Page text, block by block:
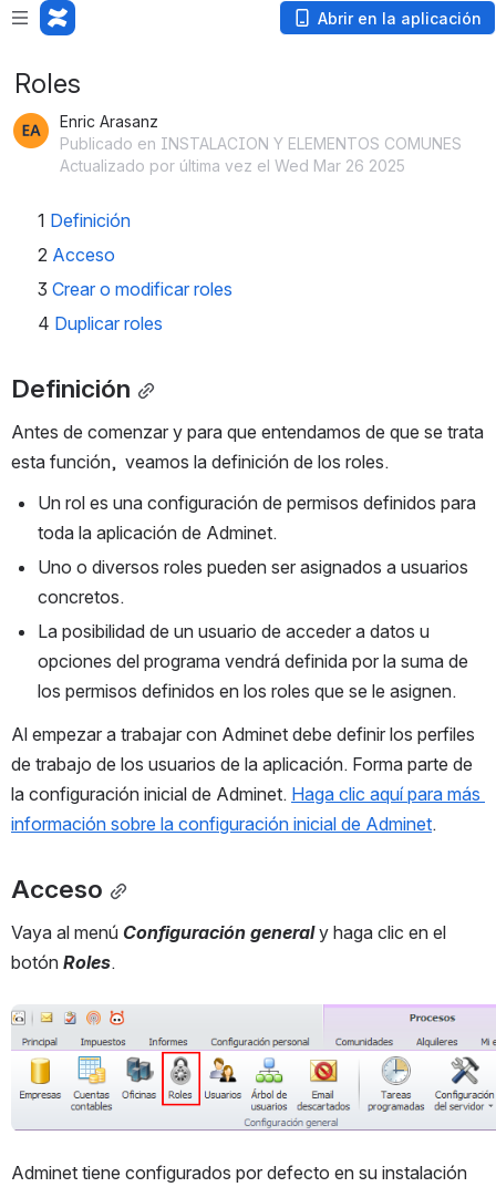
Abrir en la aplicación
Roles
Enric Arasanz
Publicado en INSTALACION Y ELEMENTOS COMUNES
Actualizado por última vez el Wed Mar 26 2025
1 Definición
2 Acceso
3 Crear o modificar roles
4 Duplicar roles
Definición
Antes de comenzar y para que entendamos de que se trata
esta función,  veamos la definición de los roles.
Un rol es una configuración de permisos definidos para
toda la aplicación de Adminet.
Uno o diversos roles pueden ser asignados a usuarios
concretos.
La posibilidad de un usuario de acceder a datos u
opciones del programa vendrá definida por la suma de
los permisos definidos en los roles que se le asignen.
Al empezar a trabajar con Adminet debe definir los perfiles
de trabajo de los usuarios de la aplicación. Forma parte de
la configuración inicial de Adminet. Haga clic aquí para más
información sobre la configuración inicial de Adminet.
Acceso
Vaya al menú Configuración general y haga clic en el
botón Roles.
Abrir
Adminet tiene configurados por defecto en su instalación